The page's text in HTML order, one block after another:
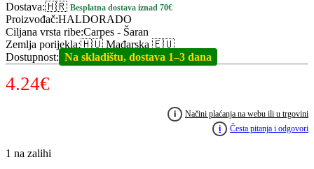
Dostava:🇭🇷 Besplatna dostava iznad 70€
Proizvođač:HALDORADO
Ciljana vrsta ribe:Carpes - Šaran
Zemlja porijekla:🇭🇺 Mađarska 🇪🇺
Dostupnost: Na skladištu, dostava 1–3 dana
4.24€
i
Načini plaćanja na webu ili u trgovini
i
Česta pitanja i odgovori
1 na zalihi